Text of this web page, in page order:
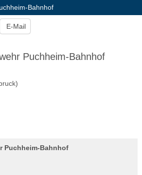
Bahnhof
E-Mail
Puchheim-Bahnhof
Puchheim-Bahnhof